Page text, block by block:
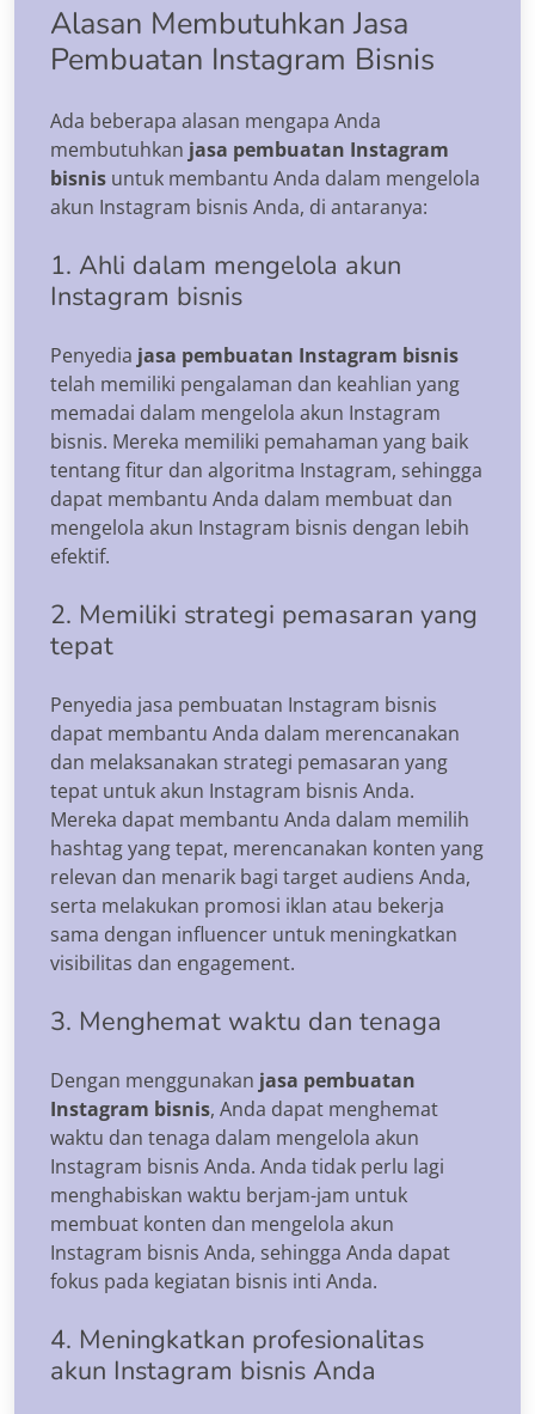
Alasan Membutuhkan Jasa
Pembuatan Instagram Bisnis
Ada beberapa alasan mengapa Anda
membutuhkan jasa pembuatan Instagram
bisnis untuk membantu Anda dalam mengelola
akun Instagram bisnis Anda, di antaranya:
1. Ahli dalam mengelola akun
Instagram bisnis
Penyedia jasa pembuatan Instagram bisnis
telah memiliki pengalaman dan keahlian yang
memadai dalam mengelola akun Instagram
bisnis. Mereka memiliki pemahaman yang baik
tentang fitur dan algoritma Instagram, sehingga
dapat membantu Anda dalam membuat dan
mengelola akun Instagram bisnis dengan lebih
efektif.
2. Memiliki strategi pemasaran yang
tepat
Penyedia jasa pembuatan Instagram bisnis
dapat membantu Anda dalam merencanakan
dan melaksanakan strategi pemasaran yang
tepat untuk akun Instagram bisnis Anda.
Mereka dapat membantu Anda dalam memilih
hashtag yang tepat, merencanakan konten yang
relevan dan menarik bagi target audiens Anda,
serta melakukan promosi iklan atau bekerja
sama dengan influencer untuk meningkatkan
visibilitas dan engagement.
3. Menghemat waktu dan tenaga
Dengan menggunakan jasa pembuatan
Instagram bisnis, Anda dapat menghemat
waktu dan tenaga dalam mengelola akun
Instagram bisnis Anda. Anda tidak perlu lagi
menghabiskan waktu berjam-jam untuk
membuat konten dan mengelola akun
Instagram bisnis Anda, sehingga Anda dapat
fokus pada kegiatan bisnis inti Anda.
4. Meningkatkan profesionalitas
akun Instagram bisnis Anda